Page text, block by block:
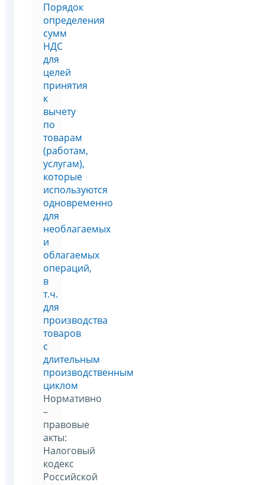
Порядок
определения
сумм
НДС
для
целей
принятия
к
вычету
по
товарам
(работам,
услугам),
которые
используются
одновременно
для
необлагаемых
и
облагаемых
операций,
в
т.ч.
для
производства
товаров
с
длительным
производственным
циклом
Нормативно
–
правовые
акты:
Налоговый
кодекс
Российской